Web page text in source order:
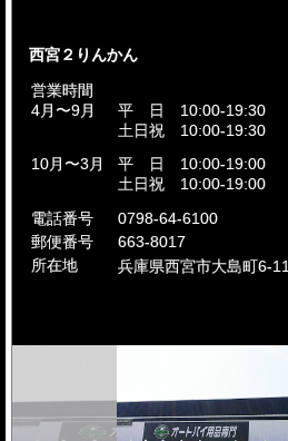
西宮２りんかん
営業時間
4月〜9月
平 日 10:00-19:30
土日祝 10:00-19:30
10月〜3月
平 日 10:00-19:00
土日祝 10:00-19:00
電話番号
0798-64-6100
郵便番号
663-8017
所在地
兵庫県西宮市大島町6-11